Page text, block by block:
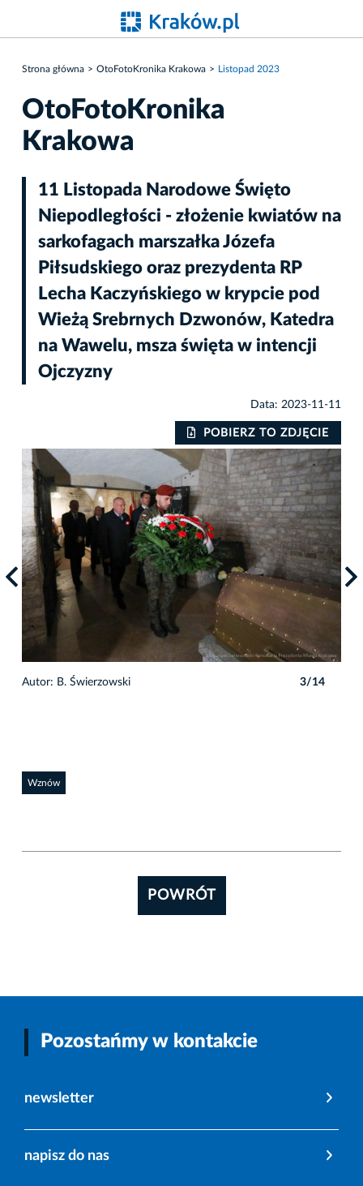
Strona główna OtoFotoKronika Krakowa Listopad 2023
OtoFotoKronika
Krakowa
11 Listopada Narodowe Święto
Niepodległości - złożenie kwiatów na
sarkofagach marszałka Józefa
Piłsudskiego oraz prezydenta RP
Lecha Kaczyńskiego w krypcie pod
Wieżą Srebrnych Dzwonów, Katedra
na Wawelu, msza święta w intencji
Ojczyzny
Data: 2023-11-11
POBIERZ TO ZDJĘCIE
Autor: B. Świerzowski 3/14
Wznów
POWRÓT
Pozostańmy w kontakcie
newsletter
napisz do nas